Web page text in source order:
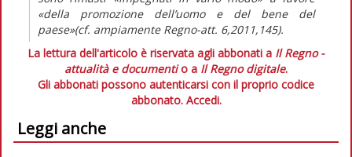
«della promozione dell’uomo e del bene del
paese»(cf. ampiamente Regno-att. 6,2011,145).
La lettura dell'articolo è riservata agli abbonati a Il Regno -
attualità e documentio a Il Regno digitale.
Gli abbonati possono autenticarsi con il proprio codice
abbonato. Accedi.
Leggi anche